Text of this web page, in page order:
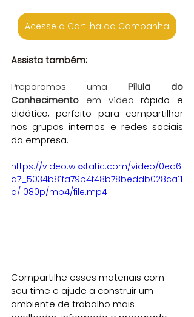
Acesse a Cartilha da Campanha
Assista também:
Preparamos uma Pílula do
Conhecimento em vídeo rápido e
didático, perfeito para compartilhar
nos grupos internos e redes sociais
da empresa.
https://video.wixstatic.com/video/0ed6
a7_5034b81fa79b4f48b78beddb028ca11
a/1080p/mp4/file.mp4
Compartilhe esses materiais com
seu time e ajude a construir um
ambiente de trabalho mais